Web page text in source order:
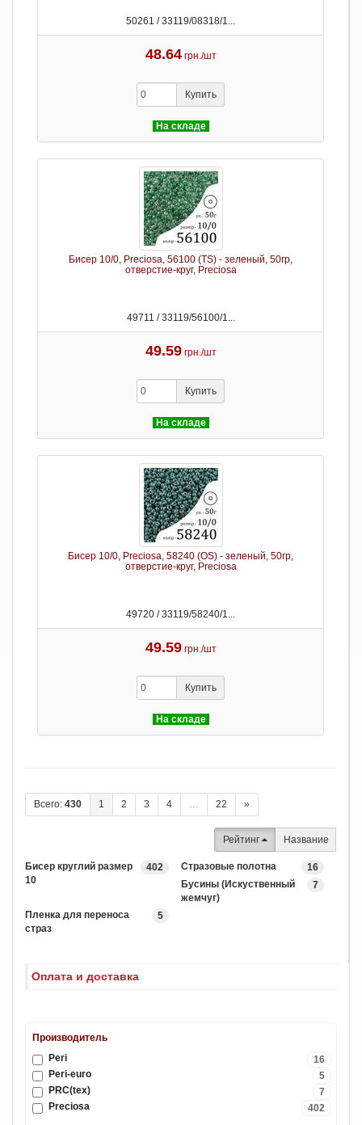
50261 / 33119/08318/1...
48.64 грн./шт
Купить
На складе
Бисер 10/0, Preciosa, 56100 (TS) - зеленый, 50гр,
отверстие-круг, Preciosa
49711 / 33119/56100/1...
49.59 грн./шт
Купить
На складе
Бисер 10/0, Preciosa, 58240 (OS) - зеленый, 50гр,
отверстие-круг, Preciosa
49720 / 33119/58240/1...
49.59 грн./шт
Купить
На складе
Всего: 430 1 2 3 4 … 22 »
Рейтинг Название
402
Бисер круглий размер
10
16
Стразовые полотна
7
Бусины (Искуственный
жемчуг)
5
Пленка для переноса
страз
Оплата и доставка
Производитель
16
Peri
5
Peri-euro
7
PRC(tex)
402
Preciosa